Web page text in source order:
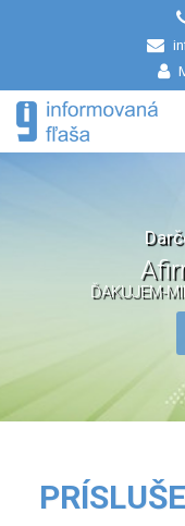
ĎAKUJEM-